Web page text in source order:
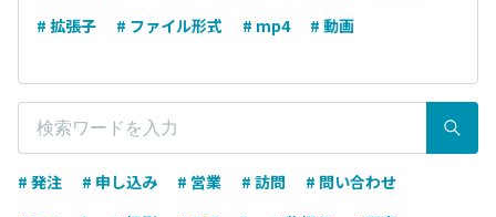
# 拡張子
# ファイル形式 # mp4 # 動画
# 発注 # 申し込み # 営業 # 訪問
# 問い合わせ